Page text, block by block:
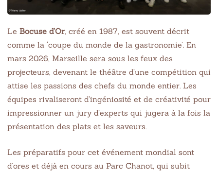
Le Bocuse d’Or, créé en 1987, est souvent décrit
comme la ‘coupe du monde de la gastronomie’. En
mars 2026, Marseille sera sous les feux des
projecteurs, devenant le théâtre d’une compétition qui
attise les passions des chefs du monde entier. Les
équipes rivaliseront d’ingéniosité et de créativité pour
impressionner un jury d’experts qui jugera à la fois la
présentation des plats et les saveurs.
Les préparatifs pour cet événement mondial sont
d’ores et déjà en cours au Parc Chanot, qui subit